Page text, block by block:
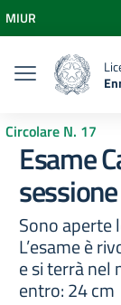
Vai al menu
Vai al footer
MIUR
Circolare N. 17
Esame
Sono aperte
L’esame è
e si terrà nel
entro: 24 cm